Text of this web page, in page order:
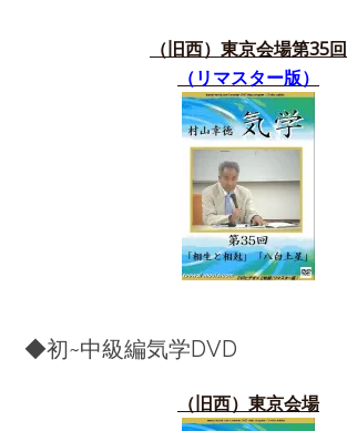
（旧西）東京会場第35回
（リマスター版）
◆初~中級編気学DVD
（旧西）東京会場